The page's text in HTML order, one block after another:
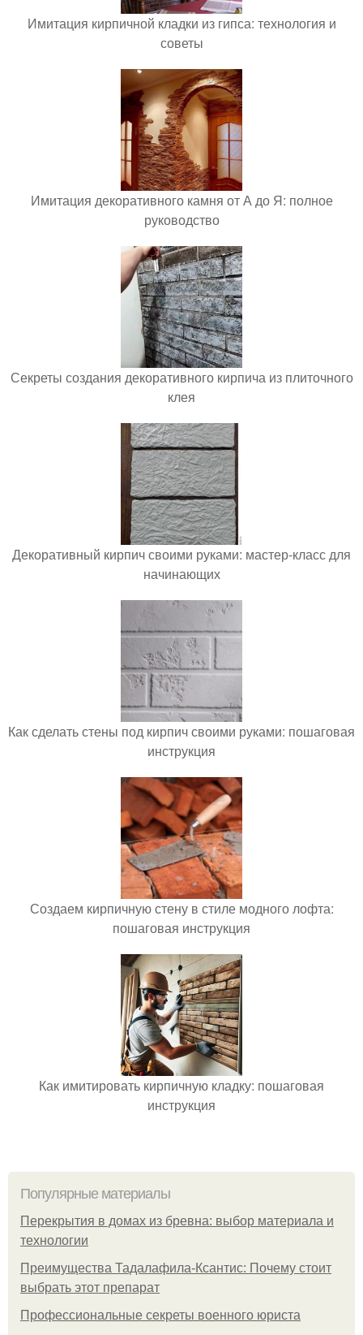
Имитация кирпичной кладки из гипса: технология и
советы
Имитация декоративного камня от А до Я: полное
руководство
Секреты создания декоративного кирпича из плиточного
клея
Декоративный кирпич своими руками: мастер-класс для
начинающих
Как сделать стены под кирпич своими руками: пошаговая
инструкция
Создаем кирпичную стену в стиле модного лофта:
пошаговая инструкция
Как имитировать кирпичную кладку: пошаговая
инструкция
Популярные материалы
Перекрытия в домах из бревна: выбор материала и
технологии
Преимущества Тадалафила-Ксантис: Почему стоит
выбрать этот препарат
Профессиональные секреты военного юриста